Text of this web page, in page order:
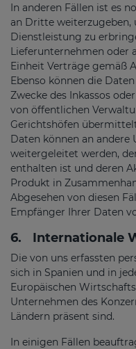
In anderen Fällen ist es
an Dritte
Dienstleistung zu
Lieferunternehmen oder
Einheit Verträge gemäß
Ebenso können die
Zwecke des Inkassos
von öffentlichen
Gerichtshöfen
Daten können an andere
weitergeleitet werden,
enthalten ist und deren
Produkt in
Abgesehen von diesen
Empfänger Ihrer Daten
6. Internationale
Die von uns erfassten
sich in Spanien und in
Europäischen
Unternehmen des
Ländern präsent sind.
In einigen Fällen